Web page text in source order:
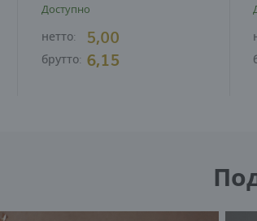
Доступно
нетто: 5,00
брутто: 6,15